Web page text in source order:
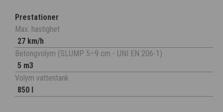
Prestationer
Max. hastighet
27 km/h
Betongvolym (SLUMP 5÷9 cm - UNI EN 206-1)
5 m3
Volym vattentank
850 l